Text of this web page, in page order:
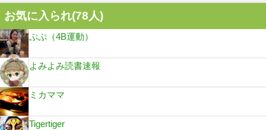
お気に入られ(78人)
ぷぷ（4B運動）
よみよみ読書速報
ミカママ
Tigertiger